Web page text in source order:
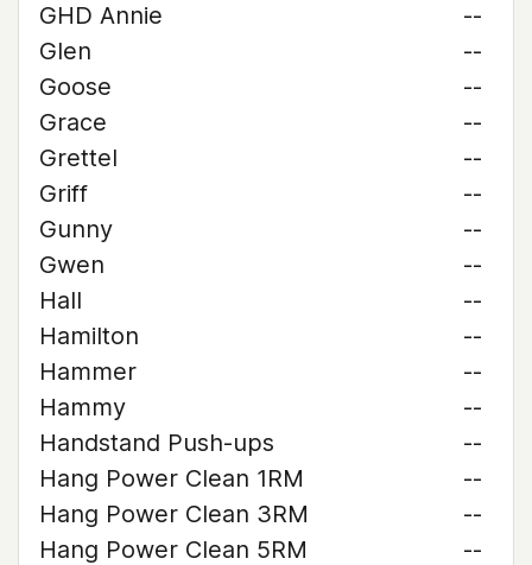
GHD Annie
--
Glen
--
Goose
--
Grace
--
Grettel
--
Griff
--
Gunny
--
Gwen
--
Hall
--
Hamilton
--
Hammer
--
Hammy
--
Handstand Push-ups
--
Hang Power Clean 1RM
--
Hang Power Clean 3RM
--
Hang Power Clean 5RM
--